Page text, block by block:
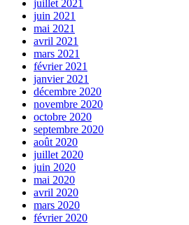
juillet 2021
juin 2021
mai 2021
avril 2021
mars 2021
février 2021
janvier 2021
décembre 2020
novembre 2020
octobre 2020
septembre 2020
août 2020
juillet 2020
juin 2020
mai 2020
avril 2020
mars 2020
février 2020